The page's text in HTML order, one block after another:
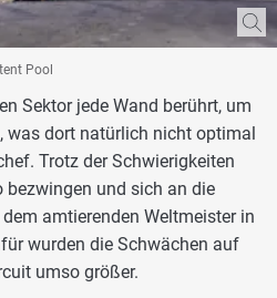
Pool
Sektor jede Wand berührt, um
was dort natürlich nicht optimal
Trotz der Schwierigkeiten
bezwingen und sich an die
amtierenden Weltmeister in
wurden die Schwächen auf
umso größer.